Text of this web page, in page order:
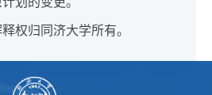
权归同济大学所有。